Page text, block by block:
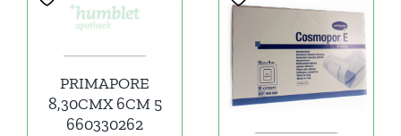
PRIMAPORE
8,30CMX 6CM 5
660330262